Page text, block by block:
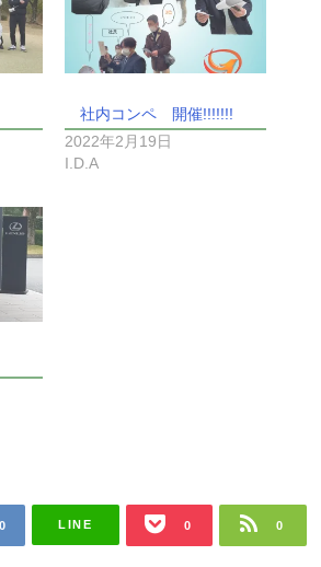
社内コンペ 開催!!!!!!!
2022年2月19日
I.D.A
0 LINE 0 0